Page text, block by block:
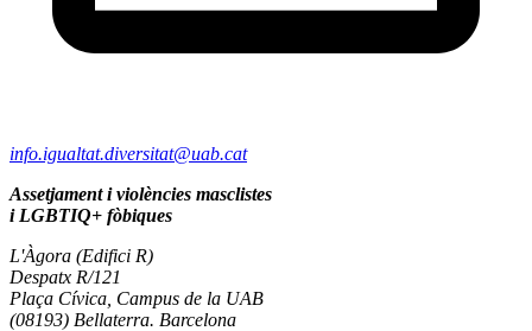
info.igualtat.diversitat@uab.cat
Assetjament i violències masclistes
i LGBTIQ+ fòbiques
L'Àgora (Edifici R)
Despatx R/121
Plaça Cívica, Campus de la UAB
(08193) Bellaterra. Barcelona